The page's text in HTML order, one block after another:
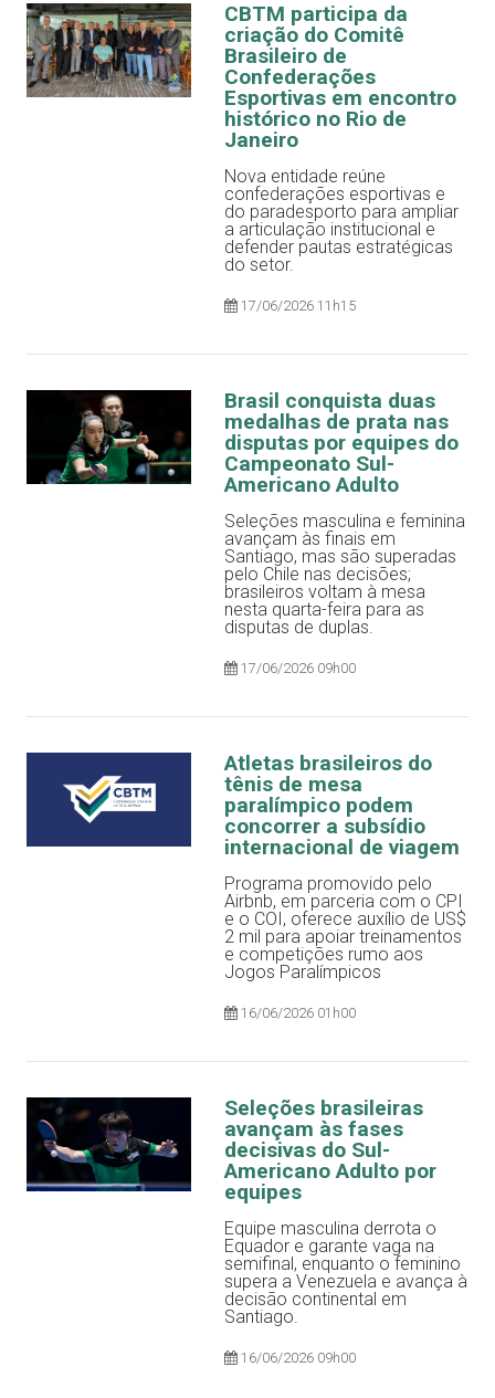
CBTM participa da
criação do Comitê
Brasileiro de
Confederações
Esportivas em encontro
histórico no Rio de
Janeiro
Nova entidade reúne
confederações esportivas e
do paradesporto para ampliar
a articulação institucional e
defender pautas estratégicas
do setor.
17/06/2026 11h15
Brasil conquista duas
medalhas de prata nas
disputas por equipes do
Campeonato Sul-
Americano Adulto
Seleções masculina e feminina
avançam às finais em
Santiago, mas são superadas
pelo Chile nas decisões;
brasileiros voltam à mesa
nesta quarta-feira para as
disputas de duplas.
17/06/2026 09h00
Atletas brasileiros do
tênis de mesa
paralímpico podem
concorrer a subsídio
internacional de viagem
Programa promovido pelo
Airbnb, em parceria com o CPI
e o COI, oferece auxílio de US$
2 mil para apoiar treinamentos
e competições rumo aos
Jogos Paralímpicos
16/06/2026 01h00
Seleções brasileiras
avançam às fases
decisivas do Sul-
Americano Adulto por
equipes
Equipe masculina derrota o
Equador e garante vaga na
semifinal, enquanto o feminino
supera a Venezuela e avança à
decisão continental em
Santiago.
16/06/2026 09h00